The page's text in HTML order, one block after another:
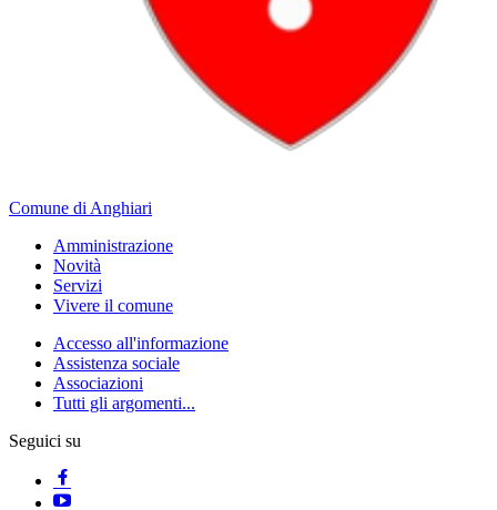
Comune di Anghiari
Amministrazione
Novità
Servizi
Vivere il comune
Accesso all'informazione
Assistenza sociale
Associazioni
Tutti gli argomenti...
Seguici su